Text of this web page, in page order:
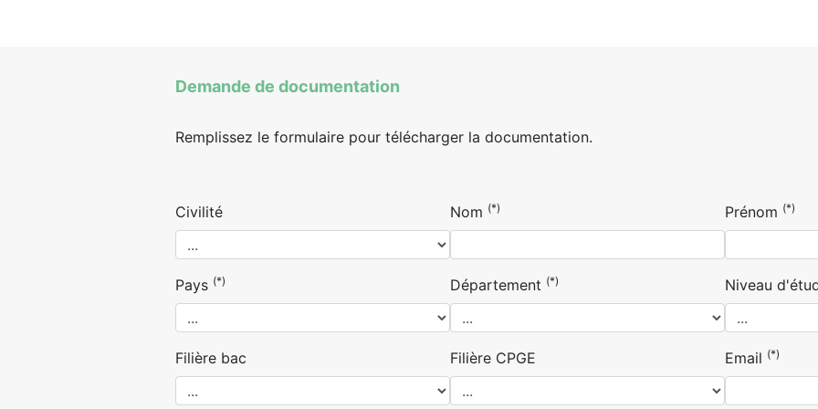
Demande de documentation
Remplissez le formulaire pour télécharger la documentation.
Civilité Nom (*) Prénom (*)
Pays (*) Département (*) Niveau
Filière bac Filière CPGE Email (*)